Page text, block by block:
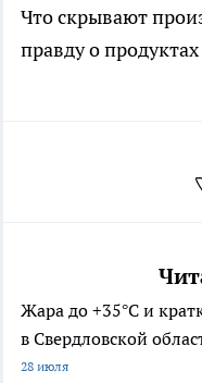
Что скрывают
правду о
Жара до +35°С и
в Свердловской
28 июля